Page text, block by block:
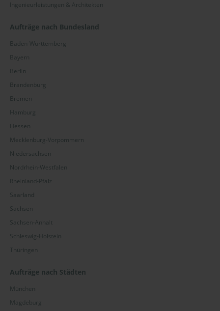
Ingenieurleistungen & Architekten
Aufträge nach Bundesland
Baden-Württemberg
Bayern
Berlin
Brandenburg
Bremen
Hamburg
Hessen
Mecklenburg-Vorpommern
Niedersachsen
Nordrhein-Westfalen
Rheinland-Pfalz
Saarland
Sachsen
Sachsen-Anhalt
Schleswig-Holstein
Thüringen
Aufträge nach Städten
München
Magdeburg